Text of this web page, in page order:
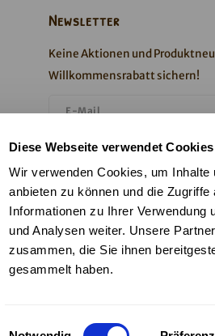
Diese Webseite verwendet Cookies
Wir verwenden Cookies, um
anbieten zu können und die
Informationen zu Ihrer Verwendung
und Analysen weiter. Unsere
zusammen, die Sie ihnen
gesammelt haben.
Einwilligungsauswahl
Newsletter
Keine Aktionen und
Willkommensrabatt sichern!
Ich stimme dem Erhalt des
Abonnieren
Folge uns